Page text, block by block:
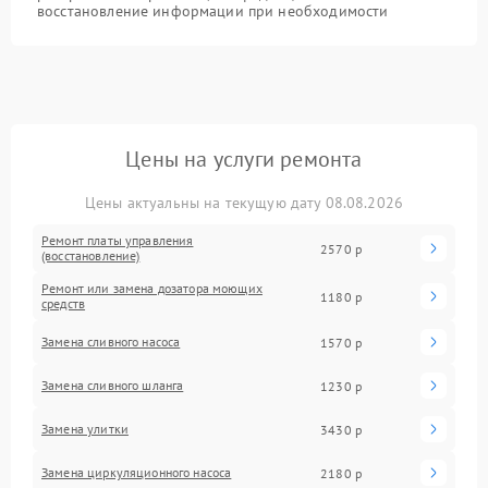
восстановление информации при необходимости
Цены на услуги ремонта
Цены актуальны на текущую дату 08.08.2026
Ремонт платы управления
(восстановление)
2570 р
Ремонт или замена дозатора моющих
средств
1180 р
Замена сливного насоса 1570 р
Замена сливного шланга 1230 р
Замена улитки 3430 р
Замена циркуляционного насоса 2180 р